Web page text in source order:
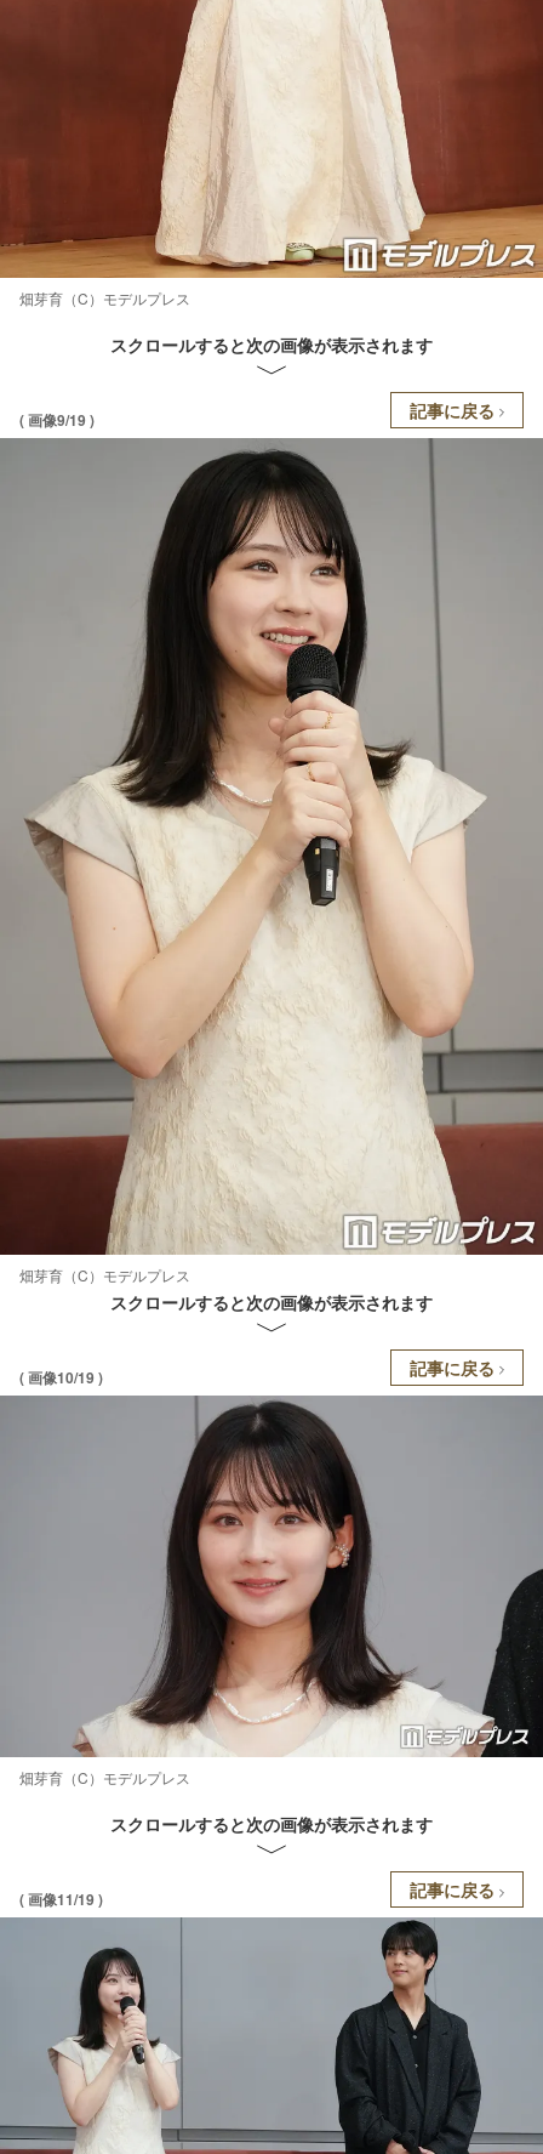
畑芽育（C）モデルプレス
スクロールすると次の画像が表示されます
( 画像9/19 ) 記事に戻る
畑芽育（C）モデルプレス
スクロールすると次の画像が表示されます
( 画像10/19 ) 記事に戻る
畑芽育（C）モデルプレス
スクロールすると次の画像が表示されます
( 画像11/19 ) 記事に戻る